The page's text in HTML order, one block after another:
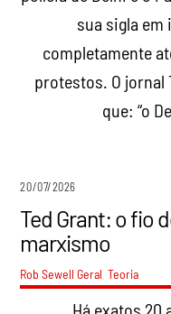
sua sigla em
completamente
protestos. O jornal
que: “o
20/07/2026
Ted Grant: o fio
marxismo
Rob Sewell Geral ,Teoria
Há exatos 20